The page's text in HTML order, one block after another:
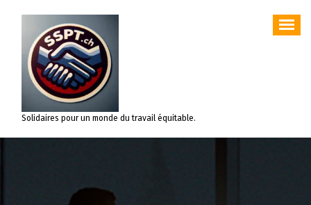
contenu
Solidaires pour un monde du travail équitable.